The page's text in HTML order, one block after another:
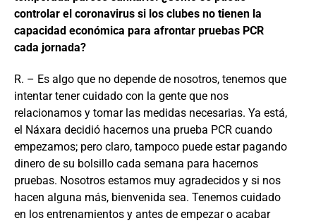
controlar el coronavirus si los clubes no tienen la
capacidad económica para afrontar pruebas PCR
cada jornada?
R. – Es algo que no depende de nosotros, tenemos que
intentar tener cuidado con la gente que nos
relacionamos y tomar las medidas necesarias. Ya está,
el Náxara decidió hacernos una prueba PCR cuando
empezamos; pero claro, tampoco puede estar pagando
dinero de su bolsillo cada semana para hacernos
pruebas. Nosotros estamos muy agradecidos y si nos
hacen alguna más, bienvenida sea. Tenemos cuidado
en los entrenamientos y antes de empezar o acabar